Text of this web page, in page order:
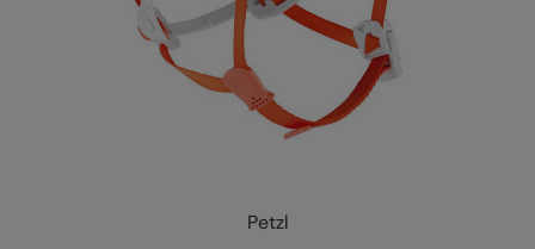
Petzl